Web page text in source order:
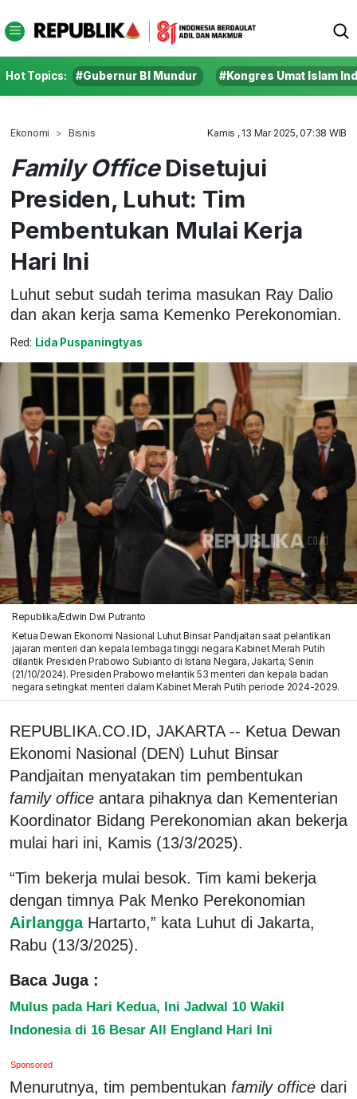
Hot Topics: #Gubernur BI Mundur #Kongres Umat Islam
Ekonomi Bisnis Kamis , 13 Mar 2025, 07:38 WIB
Family OfficeDisetujui
Presiden, Luhut: Tim
Pembentukan Mulai Kerja
Hari Ini
Luhut sebut sudah terima masukan Ray Dalio
dan akan kerja sama Kemenko Perekonomian.
Red: Lida Puspaningtyas
Republika/Edwin Dwi Putranto
Ketua Dewan Ekonomi Nasional Luhut Binsar Pandjaitan saat pelantikan
jajaran menteri dan kepala lembaga tinggi negara Kabinet Merah Putih
dilantik Presiden Prabowo Subianto di Istana Negara, Jakarta, Senin
(21/10/2024). Presiden Prabowo melantik 53 menteri dan kepala badan
negara setingkat menteri dalam Kabinet Merah Putih periode 2024-2029.
REPUBLIKA.CO.ID, JAKARTA -- Ketua Dewan
Ekonomi Nasional (DEN) Luhut Binsar
Pandjaitan menyatakan tim pembentukan
family office antara pihaknya dan Kementerian
Koordinator Bidang Perekonomian akan bekerja
mulai hari ini, Kamis (13/3/2025).
“Tim bekerja mulai besok. Tim kami bekerja
dengan timnya Pak Menko Perekonomian
Airlangga Hartarto,” kata Luhut di Jakarta,
Rabu (13/3/2025).
Baca Juga :
Mulus pada Hari Kedua, Ini Jadwal 10 Wakil
Indonesia di 16 Besar All England Hari Ini
Sponsored
Menurutnya, tim pembentukan family office dari